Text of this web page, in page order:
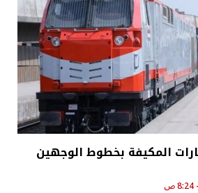
المكيفة بخطوط الوجهين